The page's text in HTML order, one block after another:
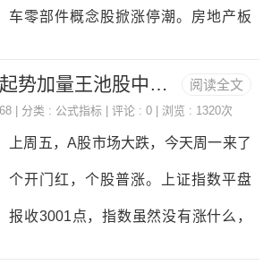
汽车零部件板块持续上涨大金融、大
消费板块为北向资金抢筹重点，招商
银行获抢筹超17亿，长江电力、隆基
绿能等“各类茅”资金流入明显超跌反
弹，有场内资金明显在借机自救，A股
车零部件概念股掀涨停潮。房地产板
潮。下跌方面，消费类板块全天低
阅读全文
上周大阳起势加量王池股中的招商南油强势涨停
| 分类 : 公式指标 | 评论 : 0 | 浏览 : 1320次
上周五，A股市场大跌，今天周一来了
个开门红，个股普涨。上证指数平盘
报收3001点，指数虽然没有涨什么，